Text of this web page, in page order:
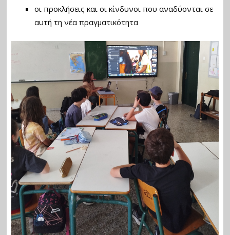
οι προκλήσεις και οι κίνδυνοι που αναδύονται σε
αυτή τη νέα πραγματικότητα